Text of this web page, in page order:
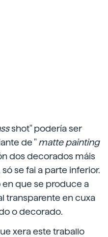
shot" podería ser
de "matte painting
dos decorados máis
se fai a parte inferior.
en que se produce a
transparente en cuxa
o decorado.
xera este traballo